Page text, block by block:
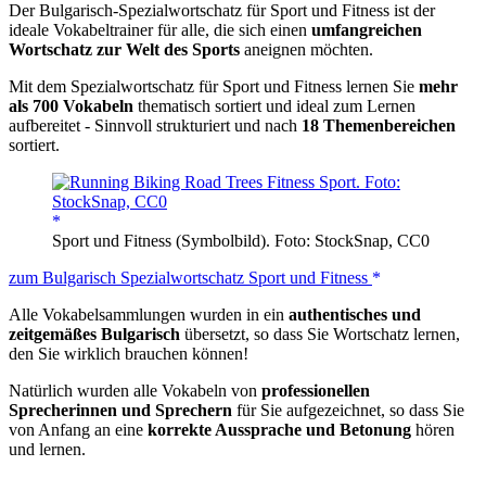
Der Bulgarisch-Spezialwortschatz für Sport und Fitness ist der
ideale Vokabeltrainer für alle, die sich einen umfangreichen
Wortschatz zur Welt des Sports aneignen möchten.
Mit dem Spezialwortschatz für Sport und Fitness lernen Sie mehr
als 700 Vokabeln thematisch sortiert und ideal zum Lernen
aufbereitet - Sinnvoll strukturiert und nach 18 Themenbereichen
sortiert.
Sport und Fitness (Symbolbild). Foto: StockSnap, CC0
zum Bulgarisch Spezialwortschatz Sport und Fitness
Alle Vokabelsammlungen wurden in ein authentisches und
zeitgemäßes Bulgarisch übersetzt, so dass Sie Wortschatz lernen,
den Sie wirklich brauchen können!
Natürlich wurden alle Vokabeln von professionellen
Sprecherinnen und Sprechern für Sie aufgezeichnet, so dass Sie
von Anfang an eine korrekte Aussprache und Betonung hören
und lernen.